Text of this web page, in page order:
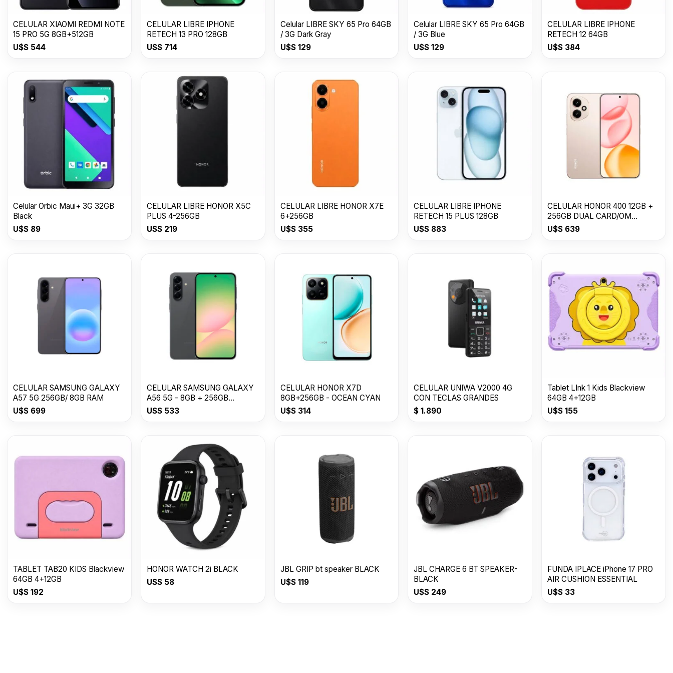
CELULAR XIAOMI REDMI NOTE
15 PRO 5G 8GB+512GB
U$S 544
CELULAR LIBRE IPHONE
RETECH 13 PRO 128GB
U$S714
Celular LIBRE SKY 65 Pro 64GB
/ 3G Dark Gray
U$S129
Celular LIBRE SKY 65 Pro 64GB
/ 3G Blue
U$S 129
CELULAR LIBRE IPHONE
RETECH 12 64GB
U$S 384
Celular Orbic Maui+ 3G 32GB
Black
U$S 89
CELULAR LIBRE HONOR X5C
PLUS 4-256GB
U$S219
CELULAR LIBRE HONOR X7E
6+256GB
U$S355
CELULAR LIBRE IPHONE
RETECH 15 PLUS 128GB
U$S 883
CELULAR HONOR 400 12GB +
256GB DUAL CARD/OM
USDESERT GOLD
U$S 639
CELULAR SAMSUNG GALAXY
A57 5G 256GB/ 8GB RAM
U$S 699
CELULAR SAMSUNG GALAXY
A56 5G - 8GB + 256GB
Awesome Graphite
U$S533
CELULAR HONOR X7D
8GB+256GB - OCEAN CYAN
U$S314
CELULAR UNIWA V2000 4G
CON TECLAS GRANDES
$ 1.890
Tablet LInk 1 Kids Blackview
64GB 4+12GB
U$S 155
TABLET TAB20 KIDS Blackview
64GB 4+12GB
U$S 192
HONOR WATCH 2i BLACK
U$S58
JBL GRIP bt speaker BLACK
U$S119
JBL CHARGE 6 BT SPEAKER-
BLACK
U$S 249
FUNDA IPLACE iPhone 17 PRO
AIR CUSHION ESSENTIAL
U$S 33